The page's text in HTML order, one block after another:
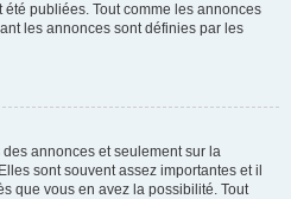
publiées. Tout comme les annonces
les annonces sont définies par les
annonces et seulement sur la
sont souvent assez importantes et il
que vous en avez la possibilité. Tout